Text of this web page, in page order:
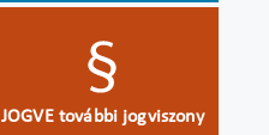
JOGVE további jogviszony